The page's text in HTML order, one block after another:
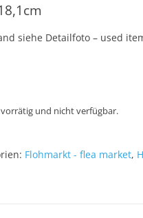
siehe Detailfoto – used
und nicht verfügbar.
Flohmarkt - flea market,